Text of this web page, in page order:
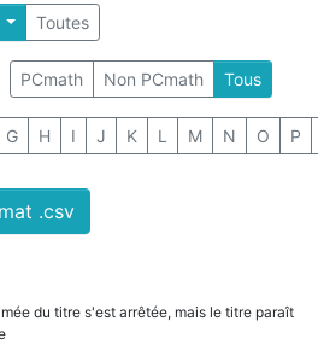
Toutes
PCmath Non PCmath Tous
G H I J K L M N O P
.csv
du titre s'est arrêtée, mais le titre paraît